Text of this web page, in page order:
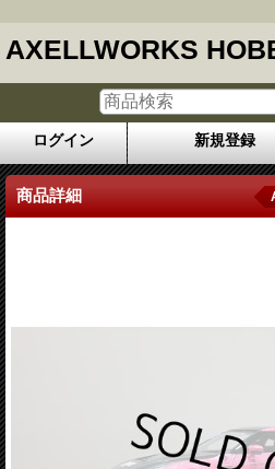
AXELLWORKS
ログイン 新規登録
商品詳細